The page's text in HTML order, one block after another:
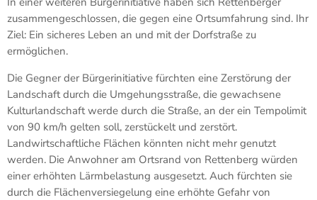
zusammengeschlossen, die gegen eine Ortsumfahrung sind. Ihr
Ziel: Ein sicheres Leben an und mit der Dorfstraße zu
ermöglichen.
Die Gegner der Bürgerinitiative fürchten eine Zerstörung der
Landschaft durch die Umgehungsstraße, die gewachsene
Kulturlandschaft werde durch die Straße, an der ein Tempolimit
von 90 km/h gelten soll, zerstückelt und zerstört.
Landwirtschaftliche Flächen könnten nicht mehr genutzt
werden. Die Anwohner am Ortsrand von Rettenberg würden
einer erhöhten Lärmbelastung ausgesetzt. Auch fürchten sie
durch die Flächenversiegelung eine erhöhte Gefahr von